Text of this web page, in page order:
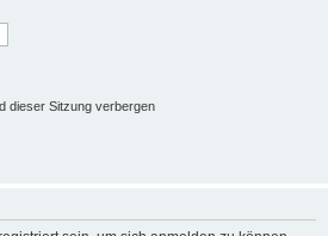
dieser Sitzung verbergen